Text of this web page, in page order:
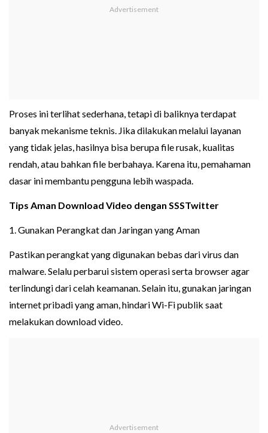
Proses ini terlihat sederhana, tetapi di baliknya terdapat
banyak mekanisme teknis. Jika dilakukan melalui layanan
yang tidak jelas, hasilnya bisa berupa file rusak, kualitas
rendah, atau bahkan file berbahaya. Karena itu, pemahaman
dasar ini membantu pengguna lebih waspada.
Tips Aman Download Video dengan SSSTwitter
1. Gunakan Perangkat dan Jaringan yang Aman
Pastikan perangkat yang digunakan bebas dari virus dan
malware. Selalu perbarui sistem operasi serta browser agar
terlindungi dari celah keamanan. Selain itu, gunakan jaringan
internet pribadi yang aman, hindari Wi-Fi publik saat
melakukan download video.